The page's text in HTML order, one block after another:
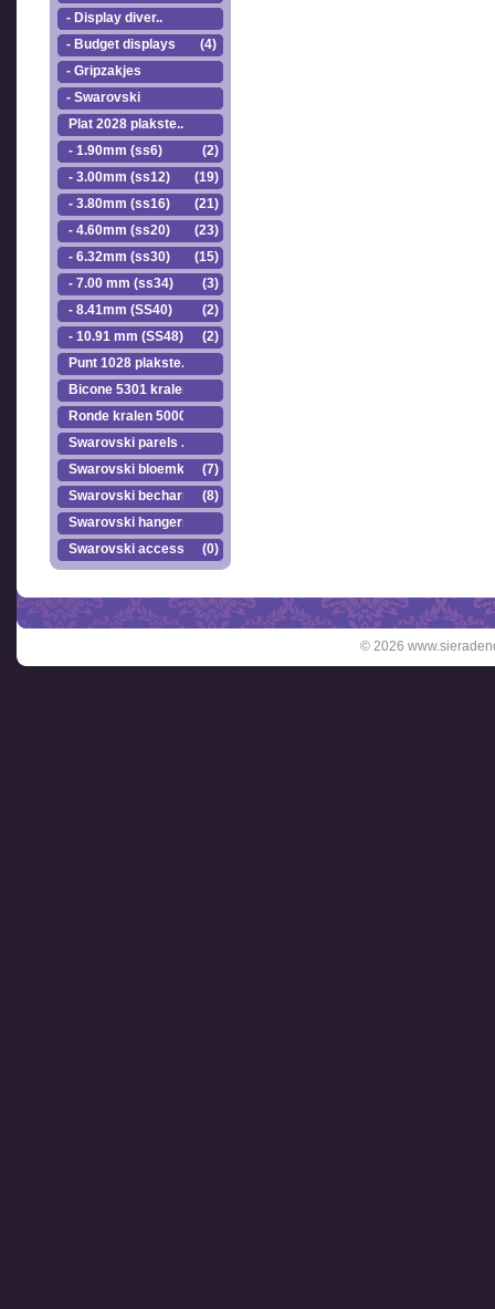
- Display diver..
- Budget displays
(4)
- Gripzakjes
- Swarovski
Plat 2028 plakste..
- 1.90mm (ss6)
(2)
- 3.00mm (ss12)
(19)
- 3.80mm (ss16)
(21)
- 4.60mm (ss20)
(23)
- 6.32mm (ss30)
(15)
- 7.00 mm (ss34)
(3)
- 8.41mm (SS40)
(2)
- 10.91 mm (SS48)
(2)
Punt 1028 plakste..
Bicone 5301 kralen.
Ronde kralen 5000
Swarovski parels ..
Swarovski bloemkr..
(7)
Swarovski becharmed(8)
Swarovski hangers
Swarovski accesso..
(0)
© 2026